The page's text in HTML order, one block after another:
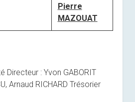
Pierre
MAZOUAT
Directeur : Yvon GABORIT
Arnaud RICHARD Trésorier